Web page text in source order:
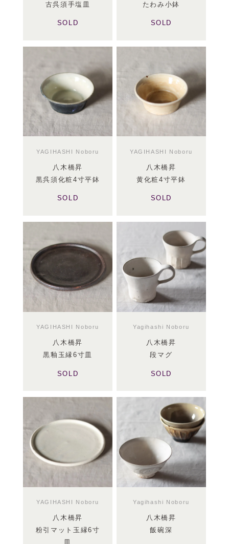
古呉須手塩皿
SOLD
たわみ小鉢
SOLD
YAGIHASHI Noboru
八木橋昇
黒呉須化粧4寸平鉢
SOLD
YAGIHASHI Noboru
八木橋昇
黄化粧4寸平鉢
SOLD
YAGIHASHI Noboru
八木橋昇
黒釉玉縁6寸皿
SOLD
Yagihashi Noboru
八木橋昇
段マグ
SOLD
YAGIHASHI Noboru
八木橋昇
粉引マット玉縁6寸
Yagihashi Noboru
八木橋昇
飯碗深